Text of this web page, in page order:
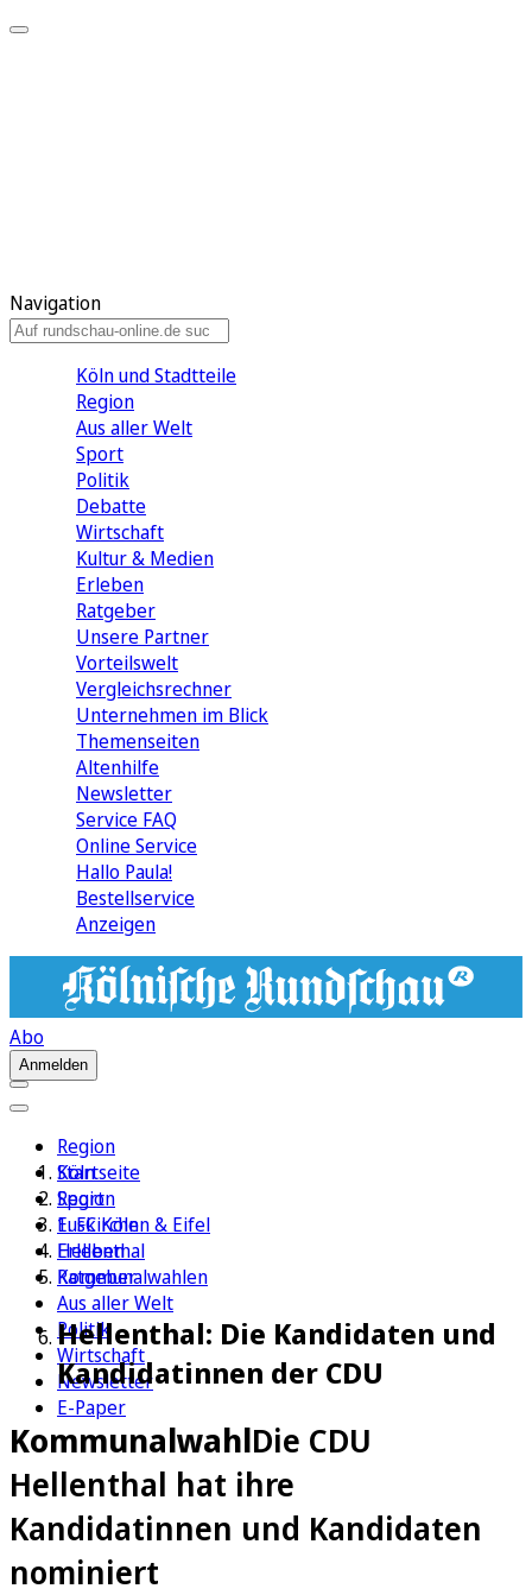
Navigation
Köln und Stadtteile
Region
Aus aller Welt
Sport
Politik
Debatte
Wirtschaft
Kultur & Medien
Erleben
Ratgeber
Unsere Partner
Vorteilswelt
Vergleichsrechner
Unternehmen im Blick
Themenseiten
Altenhilfe
Newsletter
Service FAQ
Online Service
Hallo Paula!
Bestellservice
Anzeigen
Abo
Anmelden
Region
Köln
Sport
1. FC Köln
Erleben
Ratgeber
Aus aller Welt
Politik
Wirtschaft
Newsletter
E-Paper
Startseite
Region
Euskirchen & Eifel
Hellenthal
Kommunalwahlen
Hellenthal: Die Kandidaten und
Kandidatinnen der CDU
KommunalwahlDie CDU
Hellenthal hat ihre
Kandidatinnen und Kandidaten
nominiert